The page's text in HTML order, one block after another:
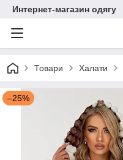
Интернет-магазин одягу
Товари Халати
–25%